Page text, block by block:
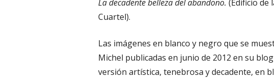
La decadente belleza del abandono. (Edificio de
Cuartel).
Las imágenes en blanco y negro que se
Michel publicadas en junio de 2012 en su blog
versión artística, tenebrosa y decadente, en